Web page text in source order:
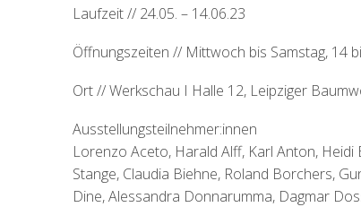
Laufzeit // 24.05. – 14.06.23
Öffnungszeiten // Mittwoch bis Samstag, 14
Ort // Werkschau I Halle 12, Leipziger
Ausstellungsteilnehmer:innen
Lorenzo Aceto, Harald Alff, Karl Anton,
Stange, Claudia Biehne, Roland Borchers,
Dine, Alessandra Donnarumma, Dagmar